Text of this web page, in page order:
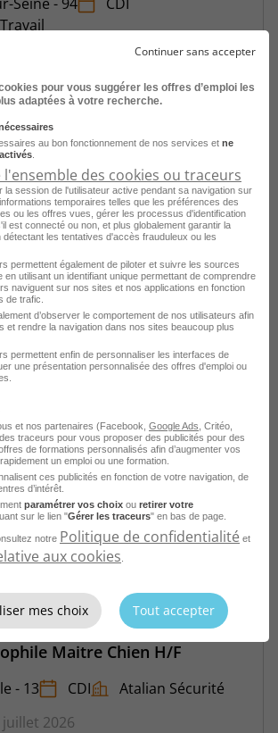
- Maitre Chien
H/F
Fault-Yonne - 77
CDI
Sécurité
2026
Maitre Chien H/F
- 13 CDI
Atalian Sécurité
2026
Continuer sans accepter
pour vous suggérer les offres d’emploi les
adaptées à votre recherche.
au bon fonctionnement de nos services et ne
l'ensemble des cookies ou traceurs
la session de l'utilisateur active pendant sa navigation sur
temporaires telles que les préférences des
ou les offres vues, gérer les processus d'identification
est connecté ou non, et plus globalement garantir la
les tentatives d'accès frauduleux ou les
permettent également de piloter et suivre les sources
en utilisant un identifiant unique permettant de comprendre
naviguent sur nos sites et nos applications en fonction
de trafic.
d’observer le comportement de nos utilisateurs afin
et rendre la navigation dans nos sites beaucoup plus
permettent enfin de personnaliser les interfaces de
une présentation personnalisée des offres d'emploi ou
et nos partenaires (Facebook, Google Ads , Critéo,
traceurs pour vous proposer des publicités pour des
de formations personnalisés afin d’augmenter vos
un emploi ou une formation.
ces publicités en fonction de votre navigation, de
d’intérêt.
paramétrer vos choix ou retirer votre
sur le lien "Gérer les traceurs" en bas de page.
notre Politique de confidentialité et
aux cookies
mes choix Tout accepter